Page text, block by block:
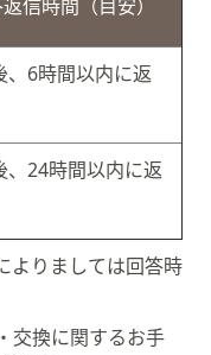
信時間（目安）
、6時間以内に返
、24時間以内に返
よりましては回答時
交換に関するお手